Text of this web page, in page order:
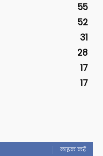
55
52
31
28
17
17
लाइक करें